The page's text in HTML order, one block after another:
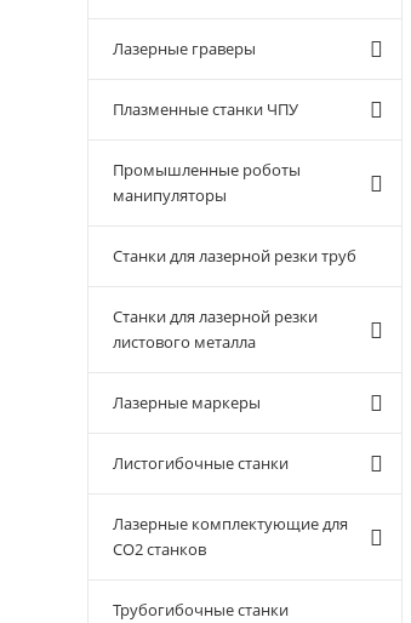
Лазерные граверы
Плазменные станки ЧПУ
Промышленные роботы
манипуляторы
Станки для лазерной резки труб
Станки для лазерной резки
листового металла
Лазерные маркеры
Листогибочные станки
Лазерные комплектующие для
CO2 станков
Трубогибочные станки